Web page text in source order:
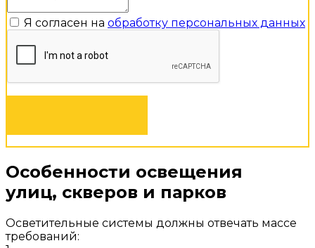
Я согласен на обработку персональных данных
Особенности освещения
улиц, скверов и парков
Осветительные системы должны отвечать массе
требований: